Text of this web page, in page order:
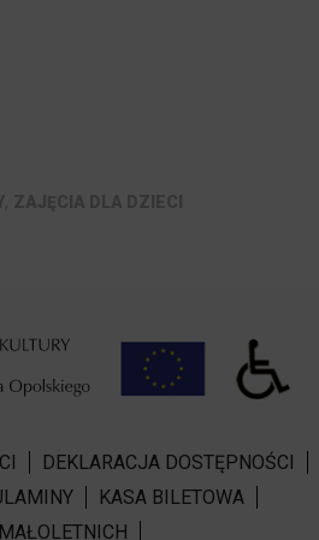
DEKLARACJA DOSTĘPNOŚCI
KASA BILETOWA